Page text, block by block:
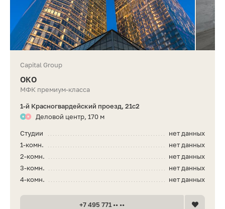
Capital Group
ОКО
МФК премиум-класса
1-й Красногвардейский проезд, 21с2
Деловой центр, 170 м
нет данных
Студии
нет данных
1-комн.
нет данных
2-комн.
нет данных
3-комн.
нет данных
4-комн.
+7 495 771 •• ••